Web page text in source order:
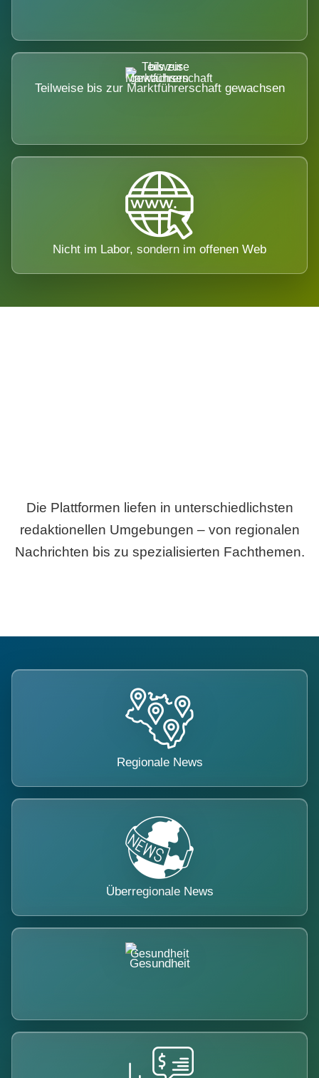
Teilweise bis zur Marktführerschaft gewachsen
Nicht im Labor, sondern im offenen Web
Die Plattformen liefen in unterschiedlichsten
redaktionellen Umgebungen – von regionalen
Nachrichten bis zu spezialisierten Fachthemen.
Regionale News
Überregionale News
Gesundheit